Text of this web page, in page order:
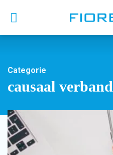
Categorie
causaal verband